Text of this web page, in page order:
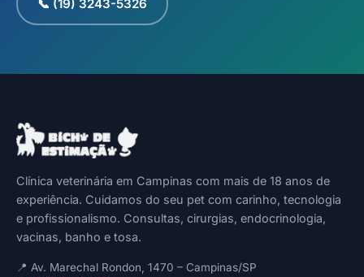
📞 (19) 3243-5326
Clínica veterinária em Campinas com mais de 18 anos de
experiência. Cuidamos do seu pet com carinho, tecnologia
e profissionalismo. Consultas, cirurgias, endocrinologia,
vacinas, banho e tosa.
📍 Av. Marechal Rondon, 1470 – Campinas/SP